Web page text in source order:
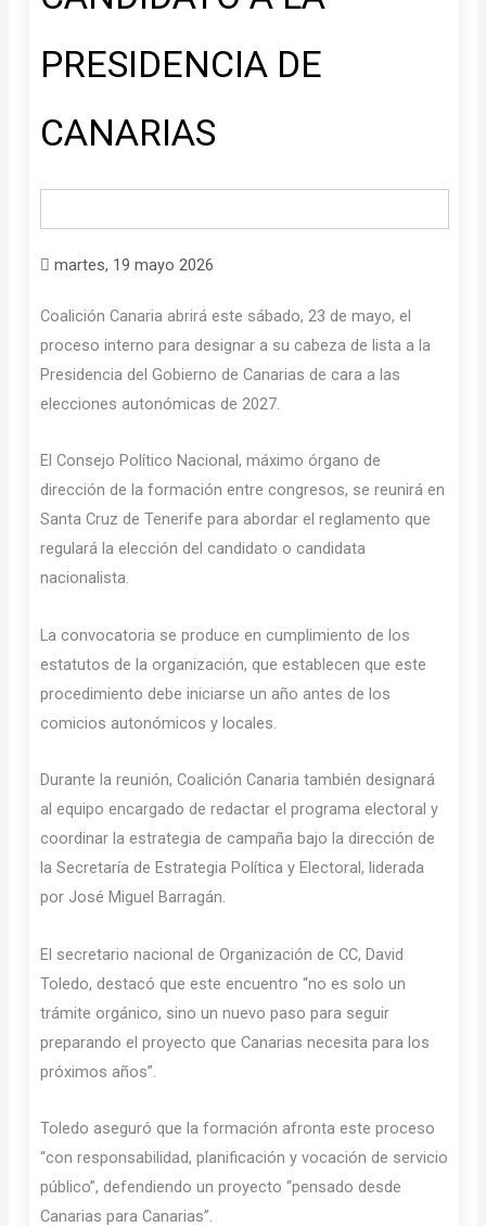
PRESIDENCIA DE
CANARIAS
martes, 19 mayo 2026
Coalición Canaria abrirá este sábado, 23 de mayo, el
proceso interno para designar a su cabeza de lista a la
Presidencia del Gobierno de Canarias de cara a las
elecciones autonómicas de 2027.
El Consejo Político Nacional, máximo órgano de
dirección de la formación entre congresos, se reunirá en
Santa Cruz de Tenerife para abordar el reglamento que
regulará la elección del candidato o candidata
nacionalista.
La convocatoria se produce en cumplimiento de los
estatutos de la organización, que establecen que este
procedimiento debe iniciarse un año antes de los
comicios autonómicos y locales.
Durante la reunión, Coalición Canaria también designará
al equipo encargado de redactar el programa electoral y
coordinar la estrategia de campaña bajo la dirección de
la Secretaría de Estrategia Política y Electoral, liderada
por José Miguel Barragán.
El secretario nacional de Organización de CC, David
Toledo, destacó que este encuentro “no es solo un
trámite orgánico, sino un nuevo paso para seguir
preparando el proyecto que Canarias necesita para los
próximos años”.
Toledo aseguró que la formación afronta este proceso
“con responsabilidad, planificación y vocación de servicio
público”, defendiendo un proyecto “pensado desde
Canarias para Canarias”.